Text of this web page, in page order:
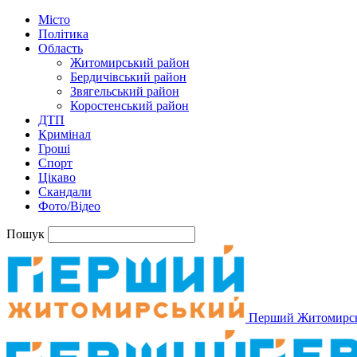
Місто
Політика
Область
Житомирський район
Бердичівський район
Звягельський район
Коростенський район
ДТП
Кримінал
Гроші
Спорт
Цікаво
Скандали
Фото/Відео
Пошук
Перший